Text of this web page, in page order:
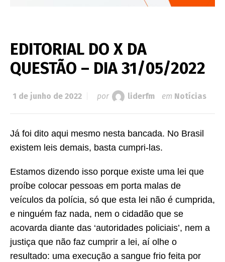
EDITORIAL DO X DA
QUESTÃO – DIA 31/05/2022
1 de junho de 2022 por liderfm em Notícias
Já foi dito aqui mesmo nesta bancada. No Brasil
existem leis demais, basta cumpri-las.
Estamos dizendo isso porque existe uma lei que
proíbe colocar pessoas em porta malas de
veículos da polícia, só que esta lei não é cumprida,
e ninguém faz nada, nem o cidadão que se
acovarda diante das ‘autoridades policiais’, nem a
justiça que não faz cumprir a lei, aí olhe o
resultado: uma execução a sangue frio feita por